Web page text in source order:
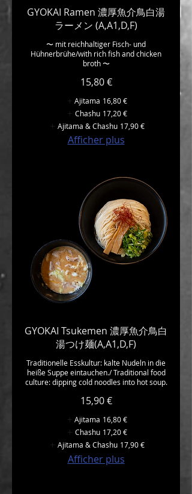
GYOKAI Ramen 濃厚魚介鳥白湯
ラーメン (A,A1,D,F)
〜 mit reichhaltiger Fisch- und
Hühnerbrühe/with rich fish and chicken
broth 〜
15,80 €
Ajitama 16,80 €
Chashu 17,20 €
Ajitama & Chashu 17,90 €
Afficher plus
GYOKAI Tsukemen 濃厚魚介鳥白
湯つけ麺(A,A1,D,F)
Traditionelle Esskultur: kalte Nudeln in die
heiße Suppe eintauchen./ Traditional food
culture: dipping cold noodles into hot soup.
15,90 €
Ajitama 16,80 €
Chashu 17,20 €
Ajitama & Chashu 17,90 €
Afficher plus